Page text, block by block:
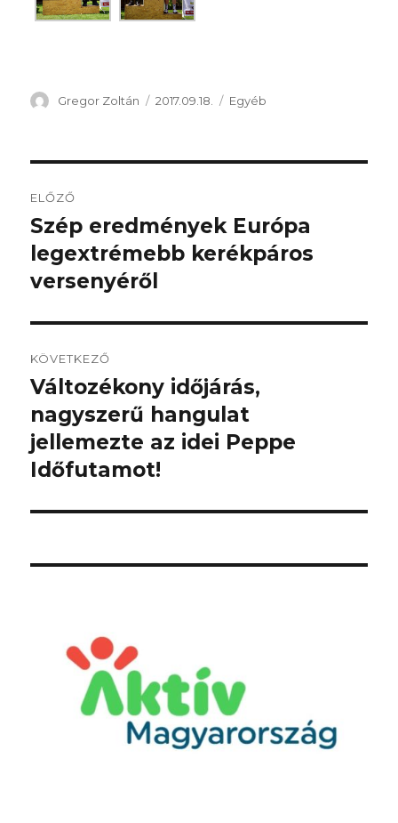
Szerző
Gregor Zoltán Közzétéve
2017.09.18. Kategória
Egyéb
navigáció
ELŐZŐ
Korábbi
bejegyzés:
Szép eredmények Európa
legextrémebb kerékpáros
versenyéről
KÖVETKEZŐ
Következő
bejegyzés:
Változékony időjárás,
nagyszerű hangulat
jellemezte az idei Peppe
Időfutamot!